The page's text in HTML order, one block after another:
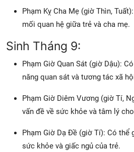
Phạm Kỵ Cha Mẹ (giờ Thìn,
mối quan hệ giữa trẻ và cha mẹ.
Sinh Tháng 9:
Phạm Giờ Quan Sát (giờ Dậu):
năng quan sát và tương tác xã
Phạm Giờ Diêm Vương (giờ Tí,
vấn đề về sức khỏe và tâm lý
Phạm Giờ Dạ Đề (giờ Tí): Có thể
sức khỏe và giấc ngủ của trẻ.